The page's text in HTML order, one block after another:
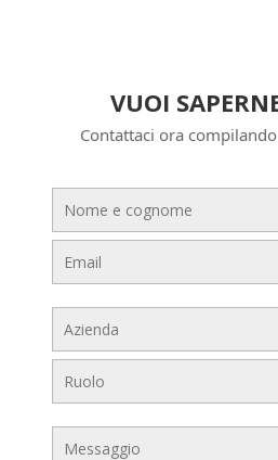
VUOI
Contattaci ora